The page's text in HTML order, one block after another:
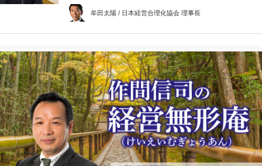
牟田太陽 / 日本経営合理化協会 理事長